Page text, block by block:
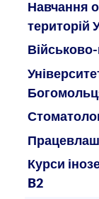
Навчання
територій
Курси
B2